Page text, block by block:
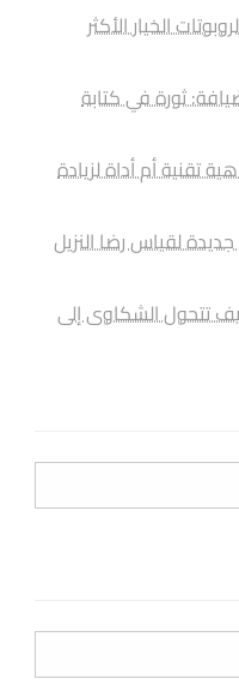
الخيار الأكثر
ثورة في كتابة
تقنية أم أداة لزيادة
لقياس رضا النزيل
تتحول الشكاوى إلى